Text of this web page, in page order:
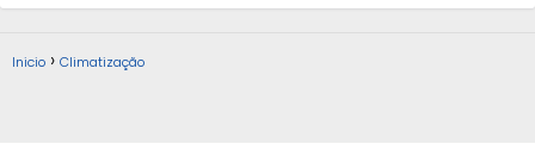
Inicio Climatização